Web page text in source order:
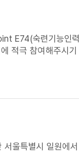
E74(숙련기능인
극 참여해주시기 바
울특별시 일원에서